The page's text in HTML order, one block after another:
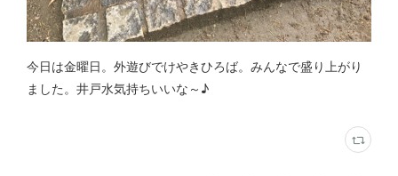
今日は金曜日。外遊びでけやきひろば。みんなで盛り上がり
ました。井戸水気持ちいいな～♪